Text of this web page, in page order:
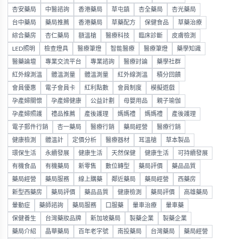
杏安藥局 中醫諮詢 香港藥局 草屯鎮 杏全藥局 杏光藥局
台中藥局 藥局推薦 香港藥局 草藥配方 保健食品 草藥治療
綜合藥房 杏仁藥局 額溫槍 醫療科技 臨床診斷 皮膚檢測
LED照明 檢查燈具 醫療筆燈 智能醫療 醫療筆燈 藥學知識
醫藥論壇 專業交流平台 專業諮詢 醫療討論 藥學社群
紅外線測溫 體溫測量 體溫測量 紅外線測溫 積分回饋
會員優惠 電子會員卡 紅利點數 會員制度 模擬遊戲
孕產婦關懷 孕產婦健康 公益計劃 母嬰用品 親子瑜伽
孕產婦照護 禮品推薦 產後護理 媽媽禮 媽媽禮 產後護理
電子郵件行銷 杏一藥局 醫療行銷 藥局經營 醫療行銷
健康檢測 體溫計 定價分析 醫療器材 耳溫槍 草本製品
環保生活 永續發展 健康生活 天然保健 健康生活 可持續發展
有機食品 有機藥局 新零售 數位轉型 藥局評價 藥品品質
藥局經營 藥局服務 線上購藥 鄰近藥局 藥局經營 西藥房
新型西藥房 藥局評價 藥品品質 健康檢測 藥局評價 高雄藥局
暈動症 藥師諮詢 藥局服務 口服藥 暈車治療 暈車藥
保健養生 台灣藥妝品牌 新加坡藥局 製藥企業 製藥企業
藥局介紹 晶華藥局 百年老字號 南投藥局 台灣藥局 藥局經營